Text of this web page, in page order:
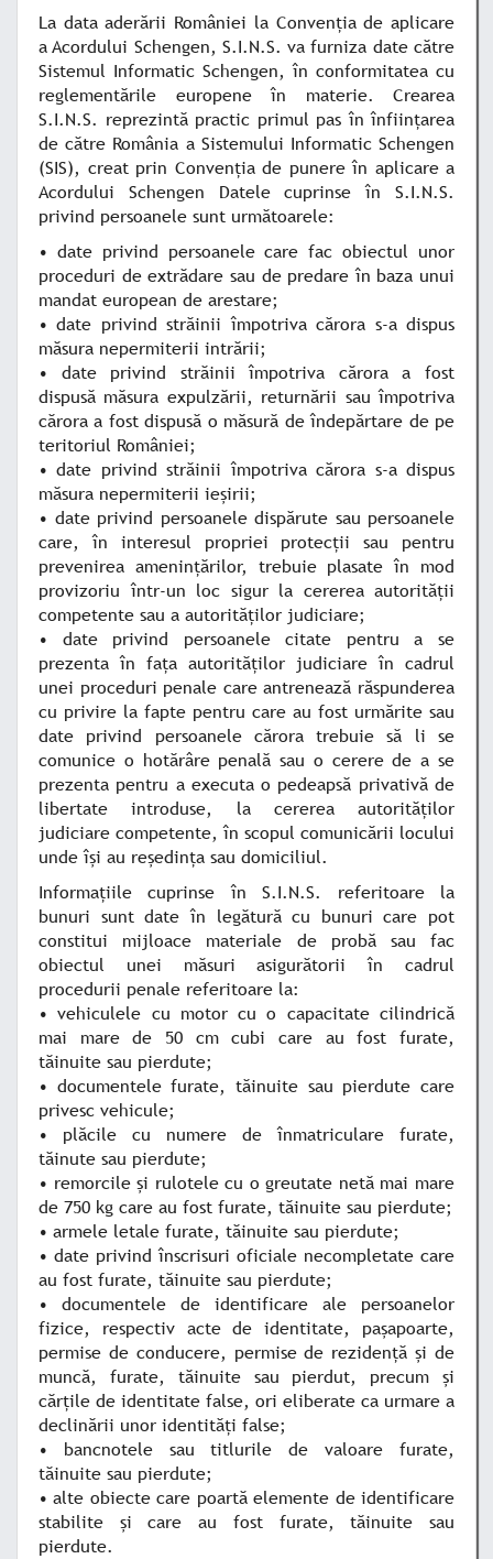
La data aderării României la Convenţia de aplicare
a Acordului Schengen, S.I.N.S. va furniza date către
Sistemul Informatic Schengen, în conformitatea cu
reglementările europene în materie. Crearea
S.I.N.S. reprezintă practic primul pas în înfiinţarea
de către România a Sistemului Informatic Schengen
(SIS), creat prin Convenţia de punere în aplicare a
Acordului Schengen Datele cuprinse în S.I.N.S.
privind persoanele sunt următoarele:
• date privind persoanele care fac obiectul unor
proceduri de extrădare sau de predare în baza unui
mandat european de arestare;
• date privind străinii împotriva cărora s-a dispus
măsura nepermiterii intrării;
• date privind străinii împotriva cărora a fost
dispusă măsura expulzării, returnării sau împotriva
cărora a fost dispusă o măsură de îndepărtare de pe
teritoriul României;
• date privind străinii împotriva cărora s-a dispus
măsura nepermiterii ieşirii;
• date privind persoanele dispărute sau persoanele
care, în interesul propriei protecţii sau pentru
prevenirea ameninţărilor, trebuie plasate în mod
provizoriu într-un loc sigur la cererea autorităţii
competente sau a autorităţilor judiciare;
• date privind persoanele citate pentru a se
prezenta în faţa autorităţilor judiciare în cadrul
unei proceduri penale care antrenează răspunderea
cu privire la fapte pentru care au fost urmărite sau
date privind persoanele cărora trebuie să li se
comunice o hotărâre penală sau o cerere de a se
prezenta pentru a executa o pedeapsă privativă de
libertate introduse, la cererea autorităţilor
judiciare competente, în scopul comunicării locului
unde îşi au reşedinţa sau domiciliul.
Informaţiile cuprinse în S.I.N.S. referitoare la
bunuri sunt date în legătură cu bunuri care pot
constitui mijloace materiale de probă sau fac
obiectul unei măsuri asigurătorii în cadrul
procedurii penale referitoare la:
• vehiculele cu motor cu o capacitate cilindrică
mai mare de 50 cm cubi care au fost furate,
tăinuite sau pierdute;
• documentele furate, tăinuite sau pierdute care
privesc vehicule;
• plăcile cu numere de înmatriculare furate,
tăinute sau pierdute;
• remorcile şi rulotele cu o greutate netă mai mare
de 750 kg care au fost furate, tăinuite sau pierdute;
• armele letale furate, tăinuite sau pierdute;
• date privind înscrisuri oficiale necompletate care
au fost furate, tăinuite sau pierdute;
• documentele de identificare ale persoanelor
fizice, respectiv acte de identitate, paşapoarte,
permise de conducere, permise de rezidenţă şi de
muncă, furate, tăinuite sau pierdut, precum şi
cărţile de identitate false, ori eliberate ca urmare a
declinării unor identităţi false;
• bancnotele sau titlurile de valoare furate,
tăinuite sau pierdute;
• alte obiecte care poartă elemente de identificare
stabilite şi care au fost furate, tăinuite sau
pierdute.